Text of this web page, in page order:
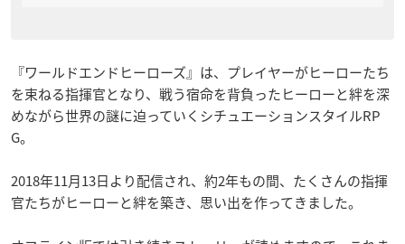
『ワールドエンドヒーローズ』は、プレイヤーがヒーローたち
を束ねる指揮官となり、戦う宿命を背負ったヒーローと絆を深
めながら世界の謎に迫っていくシチュエーションスタイルRP
G。
2018年11月13日より配信され、約2年もの間、たくさんの指揮
官たちがヒーローと絆を築き、思い出を作ってきました。